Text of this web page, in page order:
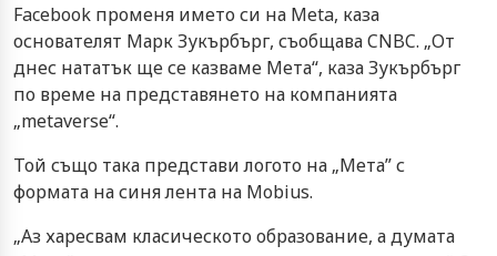
Facebook променя името си на Meta, каза
основателят Марк Зукърбърг, съобщава CNBC. „От
днес нататък ще се казваме Мета“, каза Зукърбърг
по време на представянето на компанията
„metaverse“.
Той също така представи логото на „Мета” с
формата на синя лента на Mobius.
„Аз харесвам класическото образование, а думата